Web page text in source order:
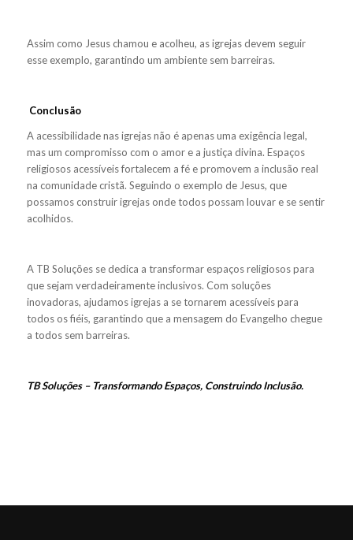
Assim como Jesus chamou e acolheu, as igrejas devem seguir
esse exemplo, garantindo um ambiente sem barreiras.
Conclusão
A acessibilidade nas igrejas não é apenas uma exigência legal,
mas um compromisso com o amor e a justiça divina. Espaços
religiosos acessíveis fortalecem a fé e promovem a inclusão real
na comunidade cristã. Seguindo o exemplo de Jesus, que
possamos construir igrejas onde todos possam louvar e se sentir
acolhidos.
A TB Soluções se dedica a transformar espaços religiosos para
que sejam verdadeiramente inclusivos. Com soluções
inovadoras, ajudamos igrejas a se tornarem acessíveis para
todos os fiéis, garantindo que a mensagem do Evangelho chegue
a todos sem barreiras.
TB Soluções – Transformando Espaços, Construindo Inclusão.